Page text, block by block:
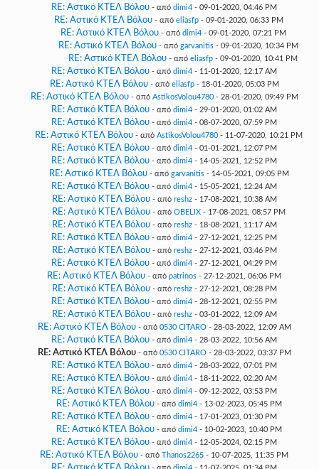
RE: Αστικό ΚΤΕΛ Βόλου - από dimi4 - 09-01-2020, 04:46 PM
RE: Αστικό ΚΤΕΛ Βόλου - από eliasfp - 09-01-2020, 06:33 PM
RE: Αστικό ΚΤΕΛ Βόλου - από dimi4 - 09-01-2020, 07:21 PM
RE: Αστικό ΚΤΕΛ Βόλου - από garvanitis- 09-01-2020, 10:34 PM
RE: Αστικό ΚΤΕΛ Βόλου - από eliasfp- 09-01-2020, 10:41 PM
RE: Αστικό ΚΤΕΛ Βόλου - από dimi4 - 11-01-2020, 12:17 AM
RE: Αστικό ΚΤΕΛ Βόλου - από eliasfp- 18-01-2020, 05:03 PM
RE: Αστικό ΚΤΕΛ Βόλου - από AstikosVolou4780- 28-01-2020, 09:49 PM
RE: Αστικό ΚΤΕΛ Βόλου - από dimi4 - 29-01-2020, 01:02 AM
RE: Αστικό ΚΤΕΛ Βόλου - από dimi4 - 08-07-2020, 07:59 PM
RE: Αστικό ΚΤΕΛ Βόλου - από AstikosVolou4780 - 11-07-2020, 10:21 PM
RE: Αστικό ΚΤΕΛ Βόλου - από dimi4 - 01-01-2021, 12:07 PM
RE: Αστικό ΚΤΕΛ Βόλου - από dimi4 - 14-05-2021, 12:52 PM
RE: Αστικό ΚΤΕΛ Βόλου - από garvanitis- 14-05-2021, 09:05 PM
RE: Αστικό ΚΤΕΛ Βόλου - από dimi4 - 15-05-2021, 12:24 AM
RE: Αστικό ΚΤΕΛ Βόλου - από reshz- 17-08-2021, 10:38 AM
RE: Αστικό ΚΤΕΛ Βόλου - από OBELIX - 17-08-2021, 08:57 PM
RE: Αστικό ΚΤΕΛ Βόλου - από reshz- 18-08-2021, 11:17 AM
RE: Αστικό ΚΤΕΛ Βόλου - από dimi4 - 27-12-2021, 12:25 PM
RE: Αστικό ΚΤΕΛ Βόλου - από reshz- 27-12-2021, 03:46 PM
RE: Αστικό ΚΤΕΛ Βόλου - από dimi4 - 27-12-2021, 04:29 PM
RE: Αστικό ΚΤΕΛ Βόλου - από patrinos - 27-12-2021, 06:06 PM
RE: Αστικό ΚΤΕΛ Βόλου - από reshz- 27-12-2021, 08:28 PM
RE: Αστικό ΚΤΕΛ Βόλου - από dimi4 - 28-12-2021, 02:55 PM
RE: Αστικό ΚΤΕΛ Βόλου - από reshz- 03-01-2022, 12:09 AM
RE: Αστικό ΚΤΕΛ Βόλου - από 0530 CITARO- 28-03-2022, 12:09 AM
RE: Αστικό ΚΤΕΛ Βόλου - από dimi4 - 28-03-2022, 10:56 AM
RE: Αστικό ΚΤΕΛ Βόλου - από 0530 CITARO- 28-03-2022, 03:37 PM
RE: Αστικό ΚΤΕΛ Βόλου - από dimi4 - 28-03-2022, 07:01 PM
RE: Αστικό ΚΤΕΛ Βόλου - από dimi4 - 18-11-2022, 02:20 AM
RE: Αστικό ΚΤΕΛ Βόλου - από dimi4 - 09-12-2022, 03:53 PM
RE: Αστικό ΚΤΕΛ Βόλου - από dimi4- 13-02-2023, 05:45 PM
RE: Αστικό ΚΤΕΛ Βόλου - από dimi4 - 17-01-2023, 01:30 PM
RE: Αστικό ΚΤΕΛ Βόλου - από dimi4- 10-02-2023, 10:40 PM
RE: Αστικό ΚΤΕΛ Βόλου - από dimi4 - 12-05-2024, 02:15 PM
RE: Αστικό ΚΤΕΛ Βόλου - από Thanos2265 - 10-07-2025, 11:35 PM